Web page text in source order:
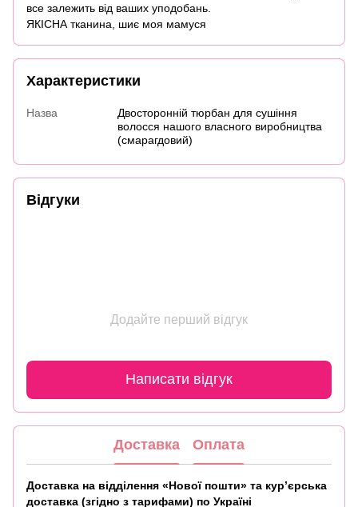
все залежить від ваших уподобань.
ЯКІСНА тканина, шиє моя мамуся
Характеристики
Назва
Двосторонній тюрбан для сушіння
волосся нашого власного виробництва
(смарагдовий)
Відгуки
Додайте перший відгук
Написати відгук
Доставка Оплата
Доставка на відділення «Нової пошти» та кур’єрська
доставка (згідно з тарифами) по Україні